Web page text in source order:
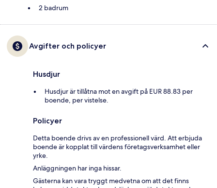
2 badrum
Avgifter och policyer
Husdjur
Husdjur är tillåtna mot en avgift på EUR 88.83 per
boende, per vistelse.
Policyer
Detta boende drivs av en professionell värd. Att erbjuda
boende är kopplat till värdens företagsverksamhet eller
yrke.
Anläggningen har inga hissar.
Gästerna kan vara tryggt medvetna om att det finns